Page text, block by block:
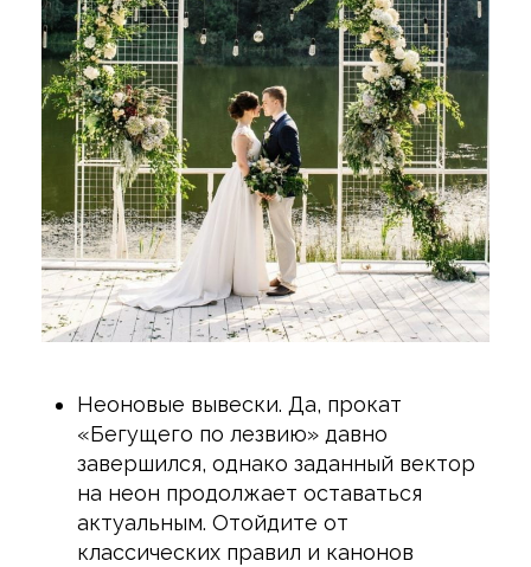
Неоновые вывески. Да, прокат
«Бегущего по лезвию» давно
завершился, однако заданный вектор
на неон продолжает оставаться
актуальным. Отойдите от
классических правил и канонов